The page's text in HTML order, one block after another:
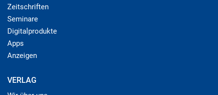
Zeitschriften
Seminare
Digitalprodukte
Apps
Anzeigen
VERLAG